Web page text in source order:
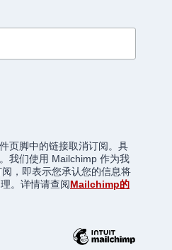
页脚中的链接取消订阅。具
。我们使用 Mailchimp 作为我
，即表示您承认您的信息将
。详情请查阅Mailchimp的